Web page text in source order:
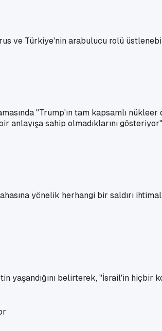
ve Türkiye'nin arabulucu rolü
"Trump'ın tam kapsamlı
anlayışa sahip olmadıklarını
yönelik herhangi bir saldırı
yaşandığını belirterek, "İsrail'in hiçbir